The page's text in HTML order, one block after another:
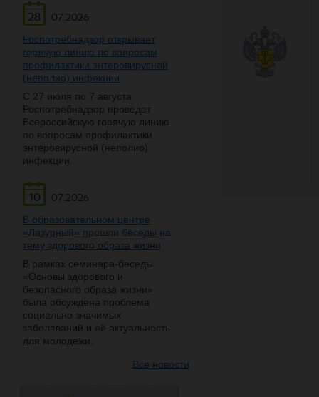
28
07.2026
Роспотребнадзор открывает
горячую линию по вопросам
профилактики энтеровирусной
(неполио) инфекции
С 27 июля по 7 августа
Роспотребнадзор проведет
Всероссийскую горячую линию
по вопросам профилактики
энтеровирусной (неполио)
инфекции.
10
07.2026
В образовательном центре
«Лазурный» прошли беседы на
тему здорового образа жизни
В рамках семинара-беседы
«Основы здорового и
безопасного образа жизни»
была обсуждена проблема
социально значимых
заболеваний и её актуальность
для молодежи.
Все новости